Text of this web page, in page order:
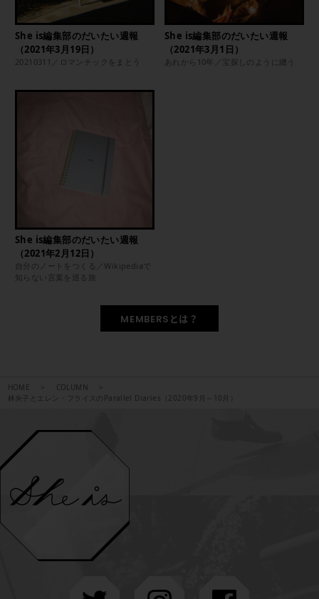
She is編集部のだいたい週報
（2021年3月19日）
20210311／ロマンチックをまとう
She is編集部のだいたい週報
（2021年3月1日）
あれから10年／宝探しのように纏う
She is編集部のだいたい週報
（2021年2月12日）
自分のノートをつくる／Wikipediaで
知らない言葉を巡る旅
MEMBERSとは？
HOME
COLUMN
林央子とエレン・フライスのParallel Diaries（2020年9月～10月）